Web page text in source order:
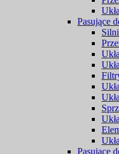
Pasujące
Pasujące